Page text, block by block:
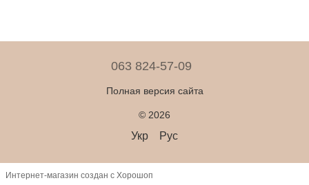
063 824-57-09
Полная версия сайта
© 2026
Укр Рус
Интернет-магазин создан с Хорошоп